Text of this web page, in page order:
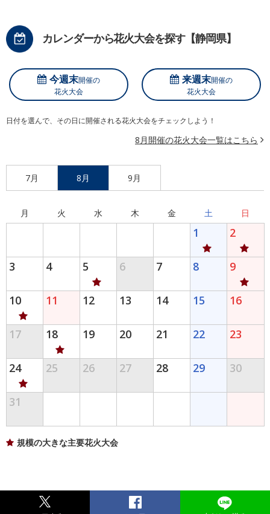
カレンダーから花火大会を探す【静岡県】
今週末開催の
花火大会
来週末開催の
花火大会
日付を選んで、その日に開催される花火大会をチェックしよう！
8月開催の花火大会一覧はこちら
7月 8月 9月
月 火 水 木 金 土 日
1 2
3 4 5 6 7 8 9
10 11 12 13 14 15 16
17 18 19 20 21 22 23
24 25 26 27 28 29 30
31
規模の大きな主要花火大会